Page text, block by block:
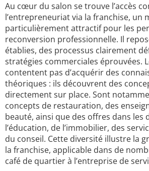
Au cœur du salon se trouve l’accès
l’entrepreneuriat via la franchise, un
particulièrement attractif pour les
reconversion professionnelle. Il
établies, des processus clairement
stratégies commerciales éprouvées.
contentent pas d’acquérir des
théoriques : ils découvrent des
directement sur place. Sont
concepts de restauration, des
beauté, ainsi que des offres dans les
l’éducation, de l’immobilier, des
du conseil. Cette diversité illustre la
la franchise, applicable dans de
café de quartier à l’entreprise de